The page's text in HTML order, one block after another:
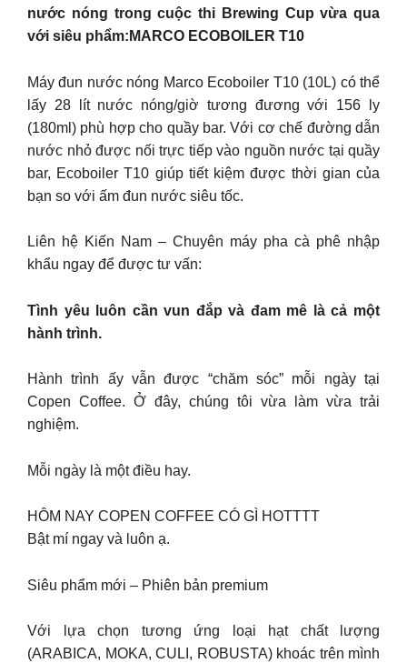
nước nóng trong cuộc thi Brewing Cup vừa qua
với siêu phẩm:MARCO ECOBOILER T10
Máy đun nước nóng Marco Ecoboiler T10 (10L) có thể
lấy 28 lít nước nóng/giờ tương đương với 156 ly
(180ml) phù hợp cho quầy bar. Với cơ chế đường dẫn
nước nhỏ được nối trực tiếp vào nguồn nước tại quầy
bar, Ecoboiler T10 giúp tiết kiệm được thời gian của
bạn so với ấm đun nước siêu tốc.
Liên hệ Kiến Nam – Chuyên máy pha cà phê nhập
khẩu ngay để được tư vấn:
Tình yêu luôn cần vun đắp và đam mê là cả một
hành trình.
Hành trình ấy vẫn được “chăm sóc” mỗi ngày tại
Copen Coffee. Ở đây, chúng tôi vừa làm vừa trải
nghiệm.
Mỗi ngày là một điều hay.
HÔM NAY COPEN COFFEE CÓ GÌ HOTTTT
Bật mí ngay và luôn ạ.
Siêu phẩm mới – Phiên bản premium
Với lựa chọn tương ứng loại hạt chất lượng
(ARABICA, MOKA, CULI, ROBUSTA) khoác trên mình